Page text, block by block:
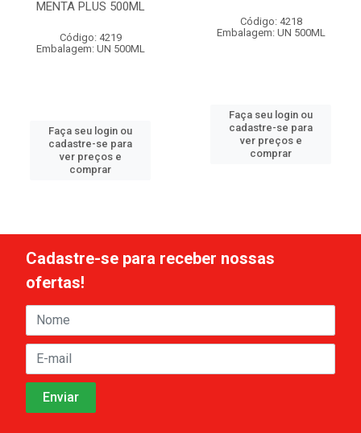
MENTA PLUS 500ML
Código: 4219
Embalagem: UN 500ML
Faça seu login ou
cadastre-se para
ver preços e
comprar
Código: 4218
Embalagem: UN 500ML
Faça seu login ou
cadastre-se para
ver preços e
comprar
Cadastre-se para receber nossas
ofertas!